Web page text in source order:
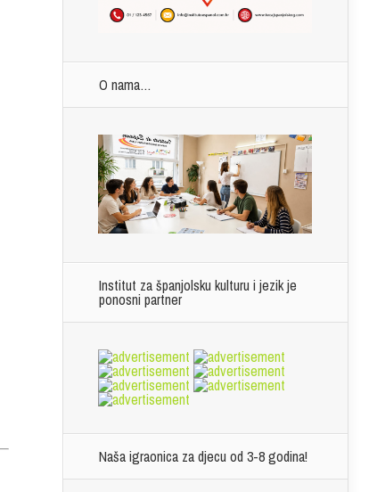
O nama…
Institut za španjolsku kulturu i jezik je
ponosni partner
Naša igraonica za djecu od 3-8 godina!